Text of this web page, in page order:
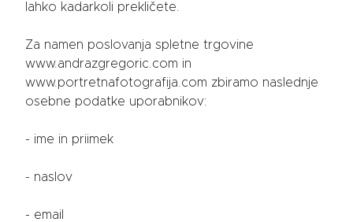
lahko kadarkoli prekličete.
Za namen poslovanja spletne trgovine
www.andrazgregoric.com in
www.portretnafotografija.com zbiramo naslednje
osebne podatke uporabnikov:
- ime in priimek
- naslov
- email